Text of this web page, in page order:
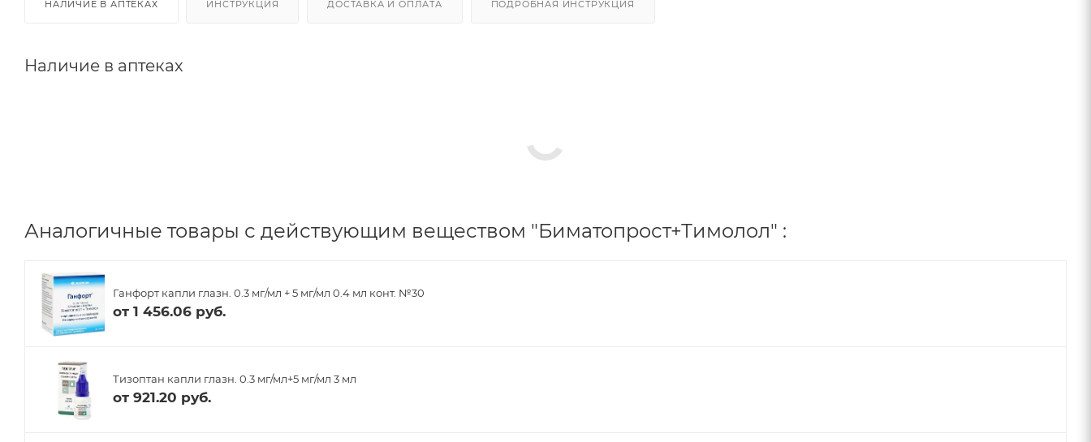
НАЛИЧИЕ В АПТЕКАХ ИНСТРУКЦИЯ ДОСТАВКА И ОПЛАТА ПОДРОБНАЯ ИНСТРУКЦИЯ
Наличие в аптеках
Аналогичные товары с действующим веществом "Биматопрост+Тимолол" :
Ганфорт капли глазн. 0.3 мг/мл + 5 мг/мл 0.4 мл конт. №30
от 1 456.06 руб.
Тизоптан капли глазн. 0.3 мг/мл+5 мг/мл 3 мл
от 921.20 руб.